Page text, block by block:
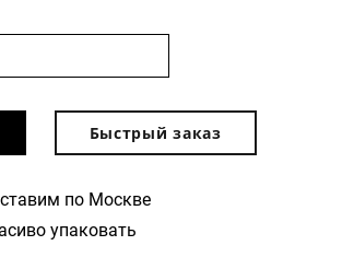
Быстрый заказ
по Москве
упаковать